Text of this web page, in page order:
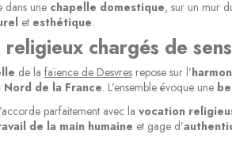
dans une chapelle domestique, sur un mur
et esthétique.
chargés de sens
de la faïence de Desvresrepose sur l’
de la France. L’ensemble évoque une
parfaitement avec la vocation
de la main humaine et gage d’